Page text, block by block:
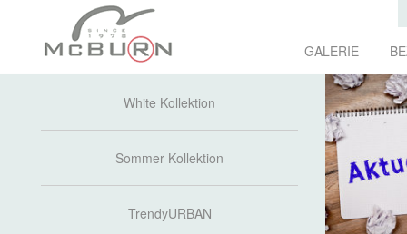
GALERIE
White Kollektion
Sommer Kollektion
TrendyURBAN